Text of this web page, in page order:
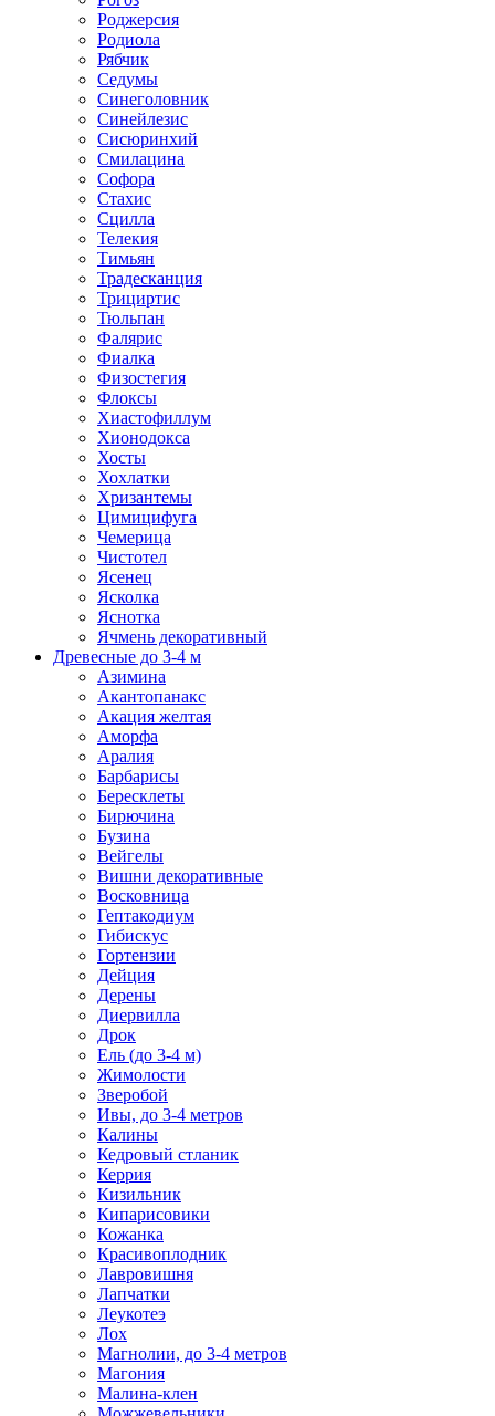
Роджерсия
Родиола
Рябчик
Седумы
Синеголовник
Синейлезис
Сисюринхий
Смилацина
Софора
Стахис
Сцилла
Телекия
Тимьян
Традесканция
Трициртис
Тюльпан
Фалярис
Фиалка
Физостегия
Флоксы
Хиастофиллум
Хионодокса
Хосты
Хохлатки
Хризантемы
Цимицифуга
Чемерица
Чистотел
Ясенец
Ясколка
Яснотка
Ячмень декоративный
Древесные до 3-4 м
Азимина
Акантопанакс
Акация желтая
Аморфа
Аралия
Барбарисы
Бересклеты
Бирючина
Бузина
Вейгелы
Вишни декоративные
Восковница
Гептакодиум
Гибискус
Гортензии
Дейция
Дерены
Диервилла
Дрок
Ель (до 3-4 м)
Жимолости
Зверобой
Ивы, до 3-4 метров
Калины
Кедровый стланик
Керрия
Кизильник
Кипарисовики
Кожанка
Красивоплодник
Лавровишня
Лапчатки
Леукотеэ
Лох
Магнолии, до 3-4 метров
Магония
Малина-клен